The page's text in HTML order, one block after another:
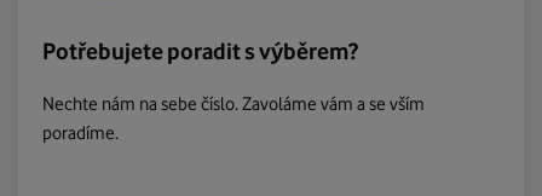
Potřebujete poradit s výběrem?
Nechte nám na sebe číslo. Zavoláme vám a se vším
poradíme.